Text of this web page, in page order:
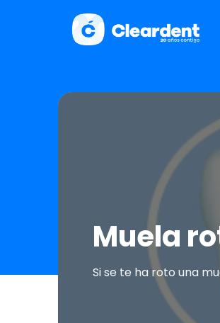
Muela
Si se te ha roto una